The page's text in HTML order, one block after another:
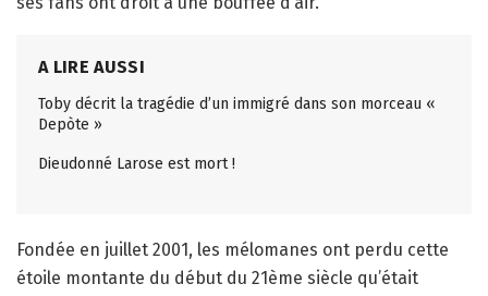
A LIRE AUSSI
Toby décrit la tragédie d’un immigré dans son morceau «
Depòte »
Dieudonné Larose est mort !
Fondée en juillet 2001, les mélomanes ont perdu cette
étoile montante du début du 21ème siècle qu’était